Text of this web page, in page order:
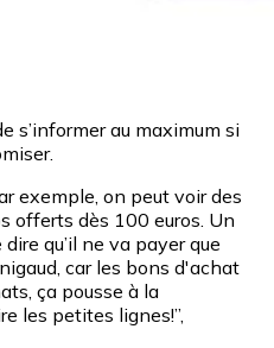
s’informer au maximum si
exemple, on peut voir des
offerts dès 100 euros. Un
qu’il ne va payer que
car les bons d'achat
ça pousse à la
les petites lignes!”,